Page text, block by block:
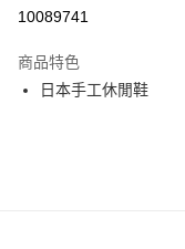
悠遊付
10089741
商品特色
日本手工休閒鞋